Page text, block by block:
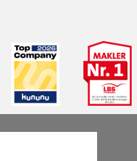
hat4,87von5Sternen